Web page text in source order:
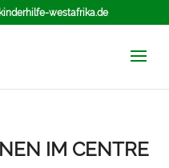
westafrika.de
IM CENTRE